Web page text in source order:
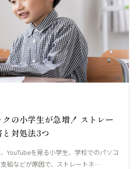
の小学生が急増！ ストレー
と対処法3つ
YouTubeを見る小学生、学校でのパソコ
給などが原因で、ストレートネ…